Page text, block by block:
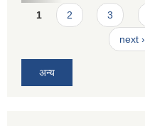
Pages
1 2 3
next ›
अन्य